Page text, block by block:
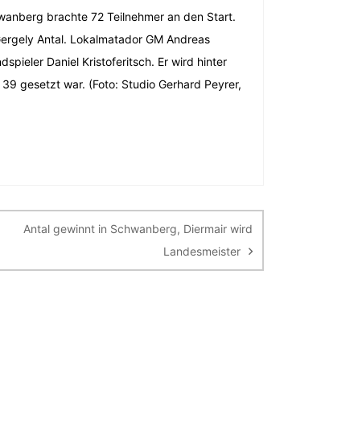
brachte 72 Teilnehmer an den Start.
Antal. Lokalmatador GM Andreas
Daniel Kristoferitsch. Er wird hinter
gesetzt war. (Foto: Studio Gerhard Peyrer,
Antal gewinnt in Schwanberg, Diermair wird
Landesmeister